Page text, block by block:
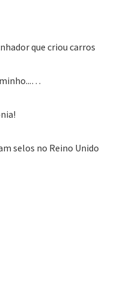
que criou carros
selos no Reino Unido